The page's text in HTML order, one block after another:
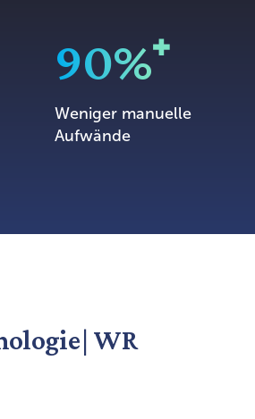
90%⁺
Weniger manuelle
Aufwände
| WR